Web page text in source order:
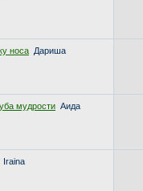
носа Дариша
мудрости Аида
Iraina